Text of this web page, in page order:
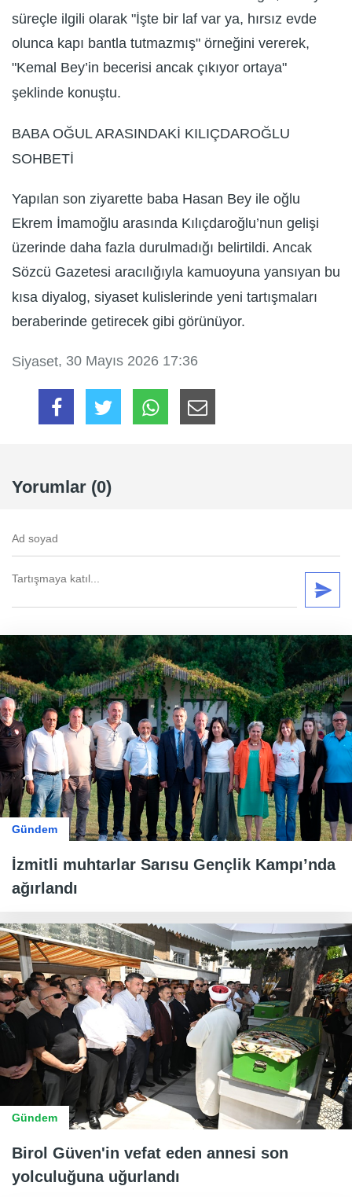
süreçle ilgili olarak "İşte bir laf var ya, hırsız evde
olunca kapı bantla tutmazmış" örneğini vererek,
"Kemal Bey’in becerisi ancak çıkıyor ortaya"
şeklinde konuştu.
BABA OĞUL ARASINDAKİ KILIÇDAROĞLU
SOHBETİ
Yapılan son ziyarette baba Hasan Bey ile oğlu
Ekrem İmamoğlu arasında Kılıçdaroğlu’nun gelişi
üzerinde daha fazla durulmadığı belirtildi. Ancak
Sözcü Gazetesi aracılığıyla kamuoyuna yansıyan bu
kısa diyalog, siyaset kulislerinde yeni tartışmaları
beraberinde getirecek gibi görünüyor.
Siyaset, 30 Mayıs 2026 17:36
Yorumlar (0)
Gündem
İzmitli muhtarlar Sarısu Gençlik Kampı’nda
ağırlandı
Gündem
Birol Güven'in vefat eden annesi son
yolculuğuna uğurlandı